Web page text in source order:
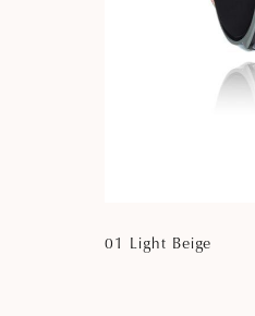
01 Light Beige